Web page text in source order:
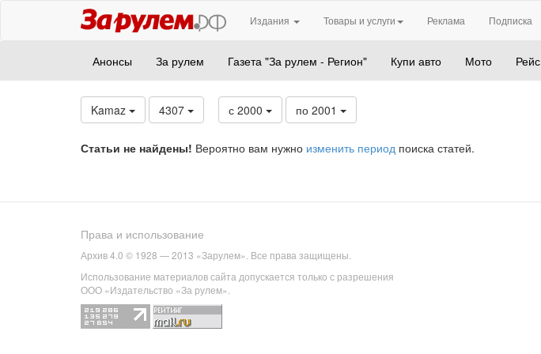
Издания Товары и услуги Реклама Подписка
Анонсы За рулем Газета "За рулем - Регион" Купи авто Мото Рейс
Kamaz 4307 с 2000 по 2001
Статьи не найдены! Вероятно вам нужно изменить период поиска статей.
Права и использование
Архив 4.0 © 1928 — 2013 «Зарулем». Все права защищены.
Использование материалов сайта допускается только с разрешения
ООО «Издательство «За рулем».